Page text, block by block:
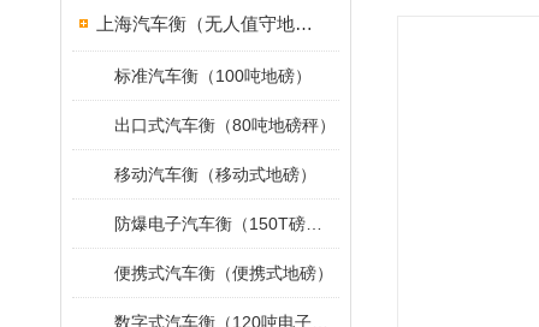
上海汽车衡（无人值守地磅）
标准汽车衡（100吨地磅）
出口式汽车衡（80吨地磅秤）
移动汽车衡（移动式地磅）
便携式汽车衡（便携式地磅）